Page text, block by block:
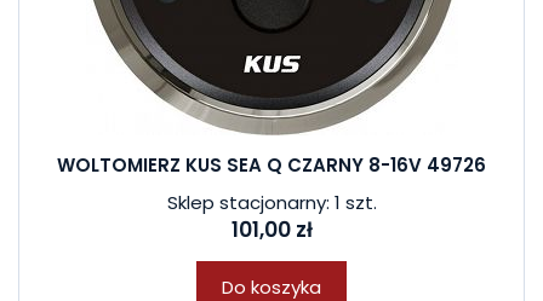
WOLTOMIERZ KUS SEA Q CZARNY 8-16V 49726
Sklep stacjonarny: 1 szt.
101,00 zł
Do koszyka